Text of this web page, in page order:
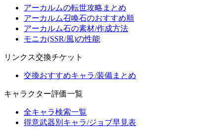
アーカルムの転世攻略まとめ
アーカルム召喚石のおすすめ順
アーカルム石の素材/作成方法
モニカ(SSR/風)の性能
リンクス交換チケット
交換おすすめキャラ/装備まとめ
キャラクター評価一覧
全キャラ検索一覧
得意武器別キャラ/ジョブ早見表